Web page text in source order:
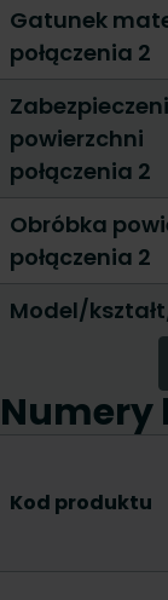
Gatunek
połączenia 2
powierzchni
połączenia 2
Obróbka
połączenia 2
Model/
Numery
Kod produktu